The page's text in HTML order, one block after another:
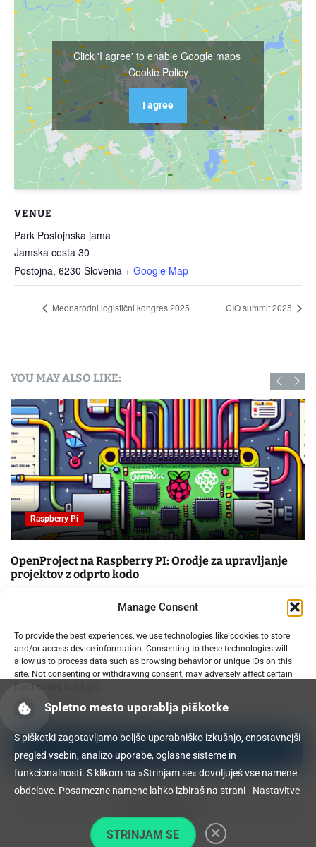
Manage Consent
To provide the best experiences, we use technologies like cookies to store
and/or access device information. Consenting to these technologies will
allow us to process data such as browsing behavior or unique IDs on this
site. Not consenting or withdrawing consent, may adversely affect certain
features and functions.
Manage services
Accept
Deny
VENUE
Park Postojnska jama
Jamska cesta 30
Postojna, 6230 Slovenia + Google Map
Click 'I agree' to enable Google maps
Cookie Policy
I agree
Mednarodni logistični kongres 2025 CIO summit 2025
YOU MAY ALSO LIKE:
Raspberry Pi
OpenProject na Raspberry PI: Orodje za upravljanje
projektov z odprto kodo
Spletno mesto uporablja piškotke
S piškotki zagotavljamo boljšo uporabniško izkušnjo, enostavnejši
pregled vsebin, analizo uporabe, oglasne sisteme in
funkcionalnosti. S klikom na »Strinjam se« dovoljuješ vse namene
obdelave. Posamezne namene lahko izbiraš na strani - Nastavitve
STRINJAM SE